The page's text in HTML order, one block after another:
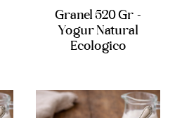
Granel 520 Gr -
Yogur Natural
Ecologico